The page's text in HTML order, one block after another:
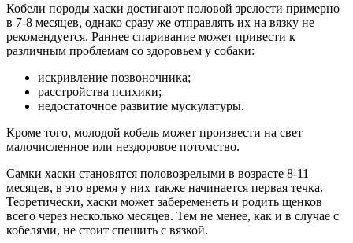
Кобели породы хаски достигают половой зрелости примерно
в 7-8 месяцев, однако сразу же отправлять их на вязку не
рекомендуется. Раннее спаривание может привести к
различным проблемам со здоровьем у собаки:
искривление позвоночника;
расстройства психики;
недостаточное развитие мускулатуры.
Кроме того, молодой кобель может произвести на свет
малочисленное или нездоровое потомство.
Самки хаски становятся половозрелыми в возрасте 8-11
месяцев, в это время у них также начинается первая течка.
Теоретически, хаски может забеременеть и родить щенков
всего через несколько месяцев. Тем не менее, как и в случае с
кобелями, не стоит спешить с вязкой.